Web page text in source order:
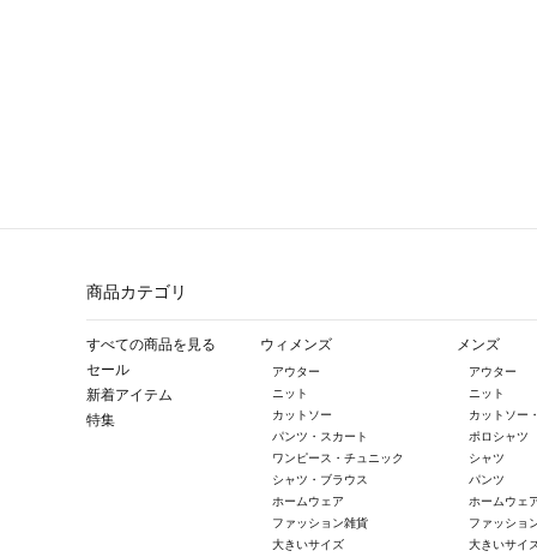
商品カテゴリ
すべての商品を見る
セール
新着アイテム
特集
ウィメンズ
アウター
ニット
カットソー
パンツ・スカート
ワンピース・チュニック
シャツ・ブラウス
ホームウェア
ファッション雑貨
大きいサイズ
メンズ
アウター
ニット
カットソー
ポロシャツ
シャツ
パンツ
ホームウェ
ファッショ
大きいサイ